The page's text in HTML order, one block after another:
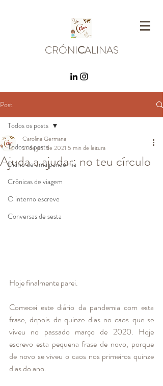
CRÓNICALINAS
Post
Todos os posts
Diário de uma pandemia
Crónicas de viagem
O interno escreve
Conversas de sesta
Todos os posts
Ajuda a ajudar: no teu círculo
Carolina Germana
21 de jan. de 2021 5 min de leitura
Hoje finalmente parei.
Comecei este diário da pandemia com esta
frase, depois de quinze dias no caos que se
viveu no passado março de 2020. Hoje
escrevo esta pequena frase de novo, porque
de novo se viveu o caos nos primeiros quinze
dias do ano.